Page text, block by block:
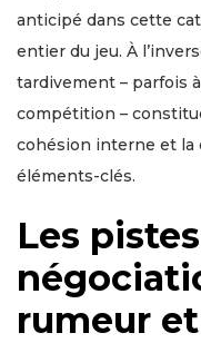
anticipé dans cette
entier du jeu. À
tardivement – parfois
compétition –
cohésion interne et la
éléments-clés.
Les
rumeur